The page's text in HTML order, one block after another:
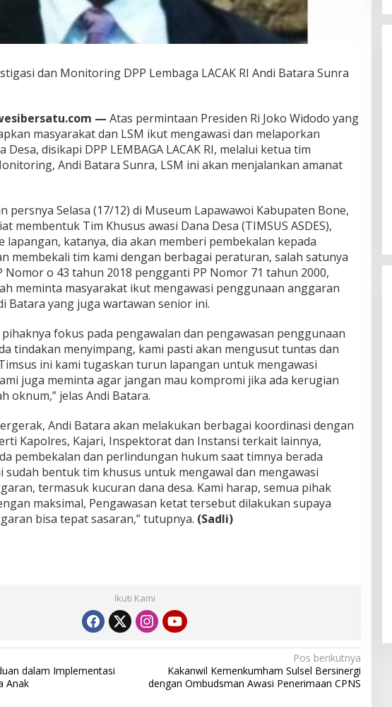
dan Monitoring DPP Lembaga LACAK RI Andi Batara Sunra
— Atas permintaan Presiden Ri Joko Widodo yang
masyarakat dan LSM ikut mengawasi dan melaporkan
Desa, disikapi DPP LEMBAGA LACAK RI, melalui ketua tim
Andi Batara Sunra, LSM ini akan menjalankan amanat
persnya Selasa (17/12) di Museum Lapawawoi Kabupaten Bone,
membentuk Tim Khusus awasi Dana Desa (TIMSUS ASDES),
lapangan, katanya, dia akan memberi pembekalan kepada
membekali tim kami dengan berbagai peraturan, salah satunya
Nomor o 43 tahun 2018 pengganti PP Nomor 71 tahun 2000,
meminta masyarakat ikut mengawasi penggunaan anggaran
Batara yang juga wartawan senior ini.
fokus pada pengawalan dan pengawasan penggunaan
tindakan menyimpang, kami pasti akan mengusut tuntas dan
ini kami tugaskan turun lapangan untuk mengawasi
juga meminta agar jangan mau kompromi jika ada kerugian
oknum,” jelas Andi Batara.
Andi Batara akan melakukan berbagai koordinasi dengan
Kapolres, Kajari, Inspektorat dan Instansi terkait lainnya,
pembekalan dan perlindungan hukum saat timnya berada
sudah bentuk tim khusus untuk mengawal dan mengawasi
termasuk kucuran dana desa. Kami harap, semua pihak
maksimal, Pengawasan ketat tersebut dilakukan supaya
bisa tepat sasaran,” tutupnya. (Sadli)
Ikuti Kami
dalam Implementasi
Anak
Pos berikutnya
Kakanwil Kemenkumham Sulsel Bersinergi
dengan Ombudsman Awasi Penerimaan CPNS
Serap Aspirasi Petani, Hj. Fadillah
Fahriana Salurkan 25 Hand
Sprayer di Desa Topejawa
Di Kabupaten Takalar, Politik |